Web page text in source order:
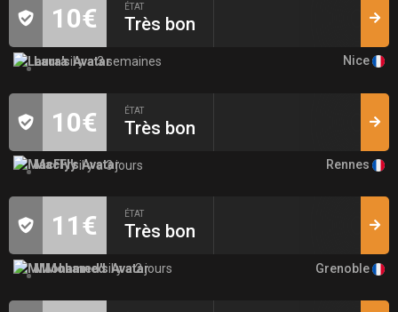
10€ ÉTAT
Très bon
Laurail y a 3 semaines Nice
10€ ÉTAT
Très bon
MacFlyil y a 3 jours Rennes
11€ ÉTAT
Très bon
MMohamedil y a 2 jours Grenoble